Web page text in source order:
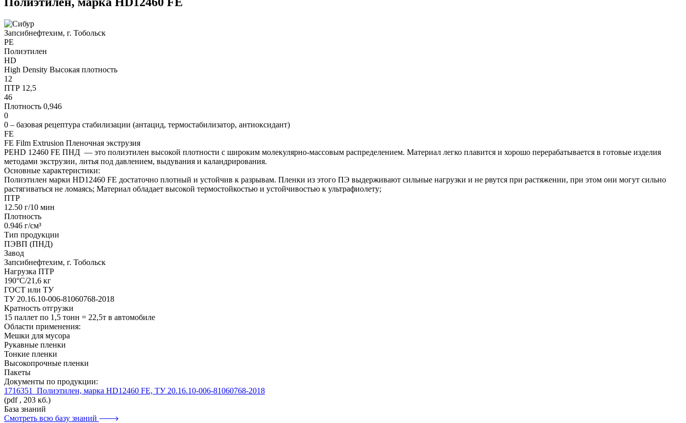
Запсибнефтехим, г. Тобольск
PE
Полиэтилен
HD
High Density Высокая плотность
12
ПТР 12,5
46
Плотность 0,946
0
0 – базовая рецептура стабилизации (антацид, термостабилизатор, антиоксидант)
FE
FE Film Extrusion Пленочная экструзия
PEHD 12460 FE ПНД — это полиэтилен высокой плотности с широким молекулярно-массовым распределением. Материал легко плавится и хорошо перерабатывается в готовые изделия
методами экструзии, литья под давлением, выдувания и каландрирования.
Основные характеристики:
Полиэтилен марки HD12460 FE достаточно плотный и устойчив к разрывам. Пленки из этого ПЭ выдерживают сильные нагрузки и не рвутся при растяжении, при этом они могут сильно
растягиваться не ломаясь; Материал обладает высокой термостойкостью и устойчивостью к ультрафиолету;
ПТР
12.50 г/10 мин
Плотность
0.946 г/см³
Тип продукции
ПЭВП (ПНД)
Завод
Запсибнефтехим, г. Тобольск
Нагрузка ПТР
190°C/21,6 кг
ГОСТ или ТУ
ТУ 20.16.10-006-81060768-2018
Кратность отгрузки
15 паллет по 1,5 тонн = 22,5т в автомобиле
Области применения:
Мешки для мусора
Рукавные пленки
Тонкие пленки
Высокопрочные пленки
Пакеты
Документы по продукции:
1716351_Полиэтилен, марка HD12460 FE, ТУ 20.16.10-006-81060768-2018
(pdf , 203 кб.)
База знаний
Смотреть всю базу знаний